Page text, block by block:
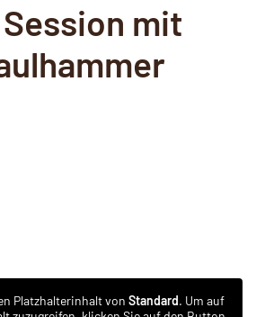
mit
Platzhalterinhalt von Standard. Um auf